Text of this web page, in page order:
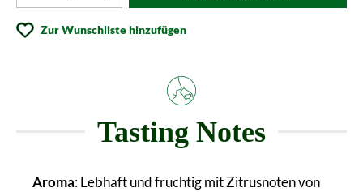
Zur Wunschliste hinzufügen
Tasting Notes
Aroma: Lebhaft und fruchtig mit Zitrusnoten von